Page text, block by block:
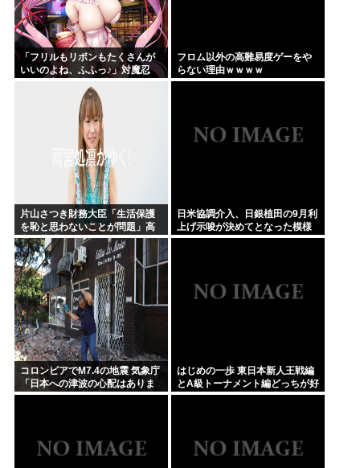
「フリルもリボンもたくさんが
いいのよね、ふふっ♪」対魔忍
ミハラクライシス』
フロム以外の高難易度ゲーをや
らない理由ｗｗｗｗ
片山さつき財務大臣「生活保護
を恥と思わないことが問題」高
市早苗「さもしい人のせいで国
が滅びる」
日米協調介入、日銀植田の9月利
上げ示唆が決めてとなった模様
コロンビアでM7.4の地震 気象庁
「日本への津波の心配はありま
せん」
はじめの一歩 東日本新人王戦編
とA級トーナメント編どっちが好
き？